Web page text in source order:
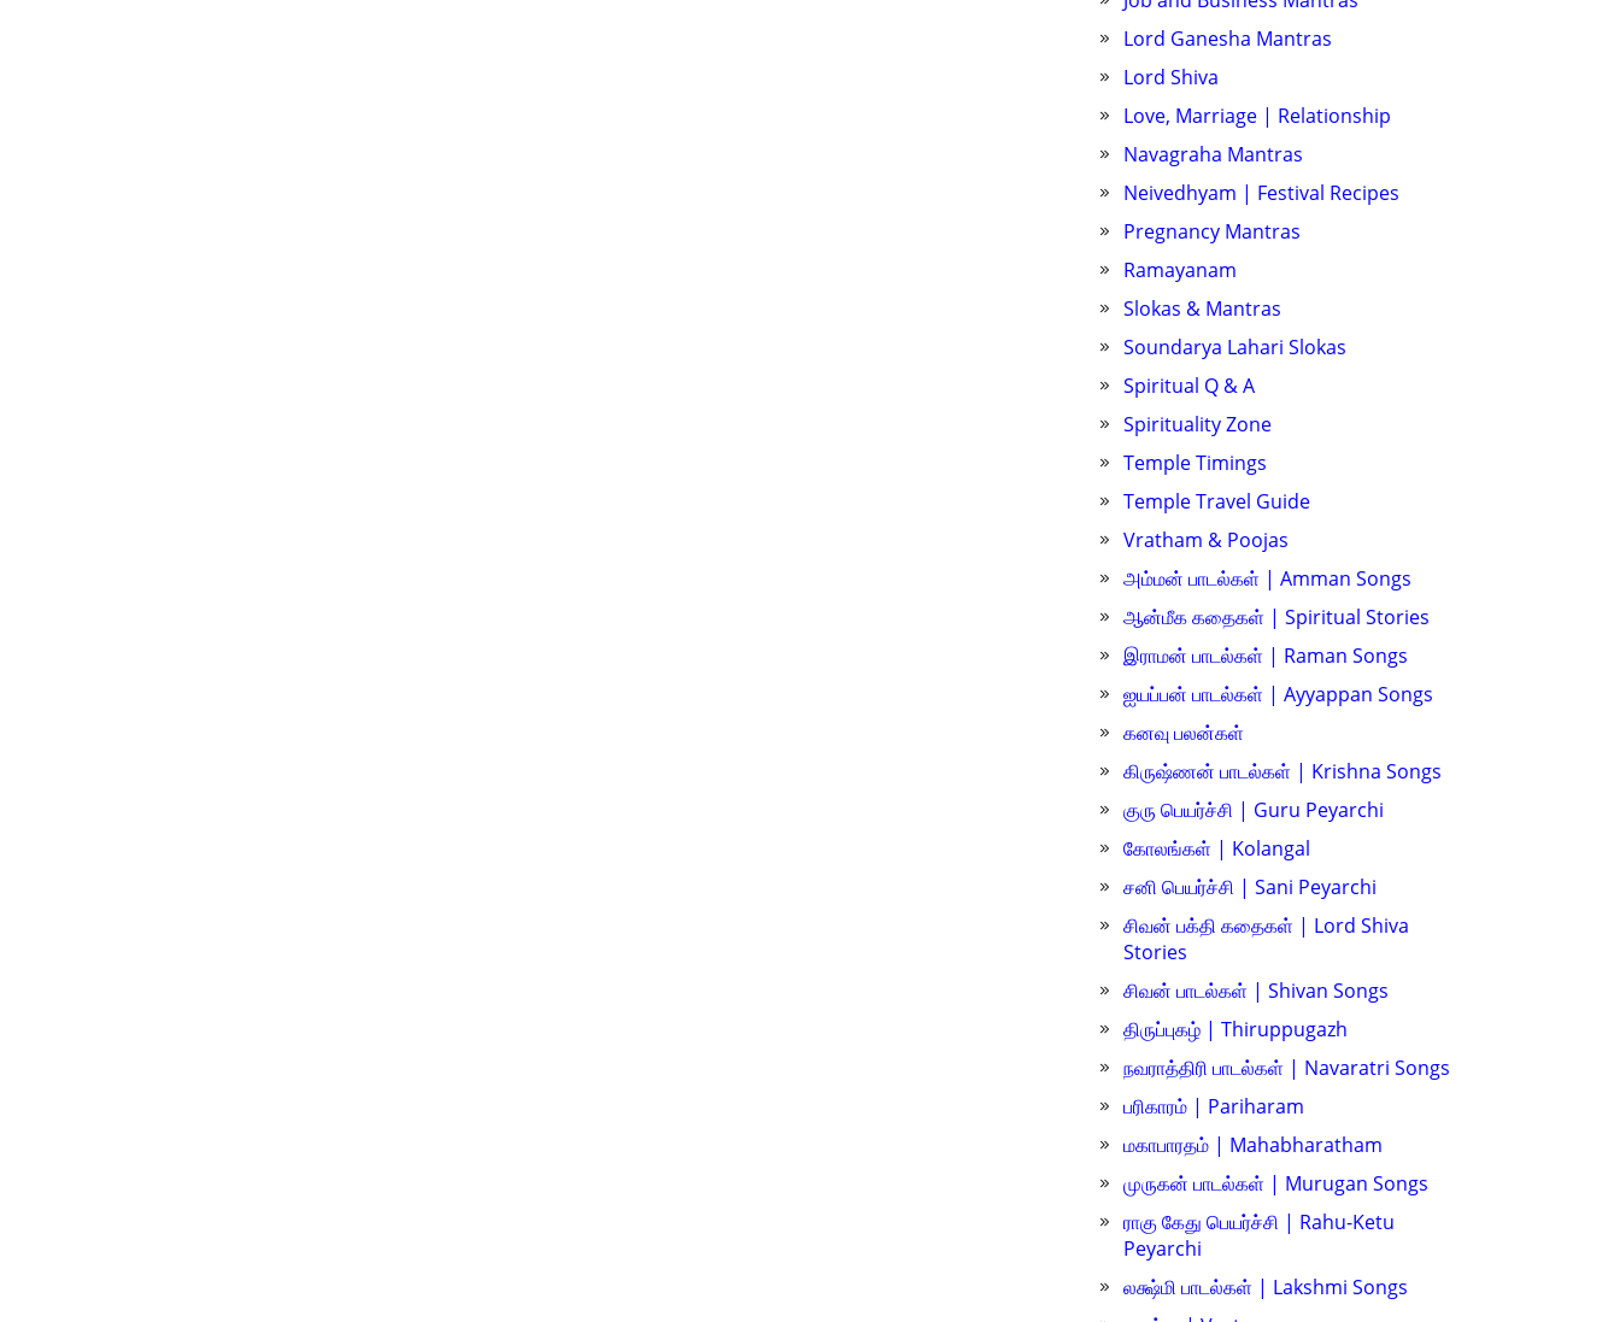
Lord Ganesha Mantras
Lord Shiva
Love, Marriage | Relationship
Navagraha Mantras
Neivedhyam | Festival Recipes
Pregnancy Mantras
Ramayanam
Slokas & Mantras
Soundarya Lahari Slokas
Spiritual Q & A
Spirituality Zone
Temple Timings
Temple Travel Guide
Vratham & Poojas
அம்மன் பாடல்கள் | Amman Songs
ஆன்மீக கதைகள் | Spiritual Stories
இராமன் பாடல்கள் | Raman Songs
ஐயப்பன் பாடல்கள் | Ayyappan Songs
கனவு பலன்கள்
கிருஷ்ணன் பாடல்கள் | Krishna Songs
குரு பெயர்ச்சி | Guru Peyarchi
கோலங்கள் | Kolangal
சனி பெயர்ச்சி | Sani Peyarchi
சிவன் பக்தி கதைகள் | Lord Shiva
Stories
சிவன் பாடல்கள் | Shivan Songs
திருப்புகழ் | Thiruppugazh
நவராத்திரி பாடல்கள் | Navaratri Songs
பரிகாரம் | Pariharam
மகாபாரதம் | Mahabharatham
முருகன் பாடல்கள் | Murugan Songs
ராகு கேது பெயர்ச்சி | Rahu-Ketu
Peyarchi
லக்ஷ்மி பாடல்கள் | Lakshmi Songs